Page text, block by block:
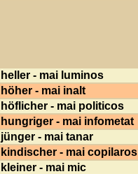
heller - mai luminos
höher - mai inalt
höflicher - mai politicos
hungriger - mai infometat
jünger - mai tanar
kindischer - mai copilaros
kleiner - mai mic